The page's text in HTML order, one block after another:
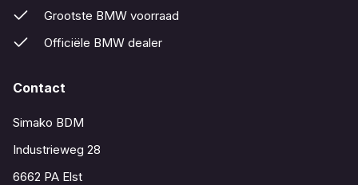
Grootste BMW voorraad
Officiële BMW dealer
Contact
Simako BDM
Industrieweg 28
6662 PA Elst